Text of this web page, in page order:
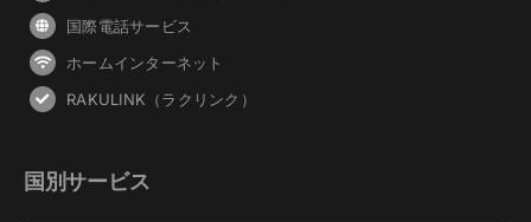
国際電話サービス
ホームインターネット
RAKULINK（ラクリンク）
国別サービス